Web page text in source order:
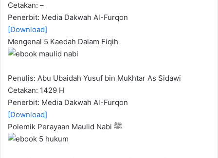
Cetakan: –
Penerbit: Media Dakwah Al-Furqon
[Download]
Mengenal 5 Kaedah Dalam Fiqih
Penulis: Abu Ubaidah Yusuf bin Mukhtar As Sidawi
Cetakan: 1429 H
Penerbit: Media Dakwah Al-Furqon
[Download]
Polemik Perayaan Maulid Nabi ﷺ